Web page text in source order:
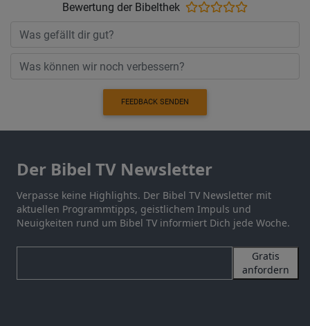
Bewertung der Bibelthek
FEEDBACK SENDEN
Der Bibel TV Newsletter
Verpasse keine Highlights. Der Bibel TV Newsletter mit
aktuellen Programmtipps, geistlichem Impuls und
Neuigkeiten rund um Bibel TV informiert Dich jede Woche.
Gratis
anfordern